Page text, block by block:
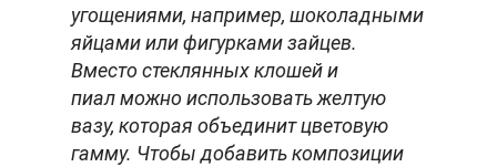
угощениями, например, шоколадными
яйцами или фигурками зайцев.
Вместо стеклянных клошей и
пиал можно использовать желтую
вазу, которая объединит цветовую
гамму. Чтобы добавить композиции